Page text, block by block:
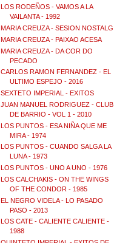
LOS RODEÑOS - VAMOS A LA
VAILANTA - 1992
MARIA CREUZA - SESION
MARIA CREUZA - PAIXAO ACESA
MARIA CREUZA - DA COR DO
PECADO
CARLOS RAMON FERNANDEZ - EL
ULTIMO ESPEJO - 2016
SEXTETO IMPERIAL - EXITOS
JUAN MANUEL RODRIGUEZ - CLUB
DE BARRIO - VOL 1 - 2010
LOS PUNTOS - ESA NIÑA QUE ME
MIRA - 1974
LOS PUNTOS - CUANDO SALGA LA
LUNA - 1973
LOS PUNTOS - UNO A UNO - 1976
LOS CALCHAKIS - ON THE WINGS
OF THE CONDOR - 1985
EL NEGRO VIDELA - LO PASADO
PASO - 2013
LOS CATE - CALIENTE CALIENTE -
1988